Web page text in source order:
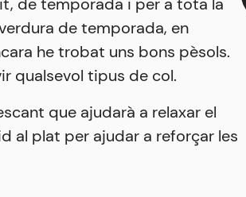
de temporada, en
he trobat uns bons pèsols.
qualsevol tipus de col.
que ajudarà a relaxar el
al plat per ajudar a reforçar les